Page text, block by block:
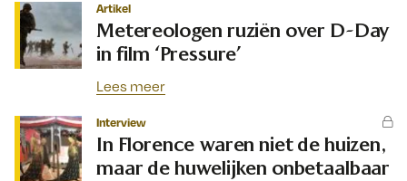
Artikel
Metereologen ruziën over D-Day
in film ‘Pressure’
Lees meer
Interview
In Florence waren niet de huizen,
maar de huwelijken onbetaalbaar